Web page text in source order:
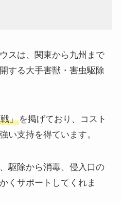
スは、関東から九州まで
する大手害獣・害虫駆除
」を掲げており、コスト
い支持を得ています。
駆除から消毒、侵入口の
くサポートしてくれま